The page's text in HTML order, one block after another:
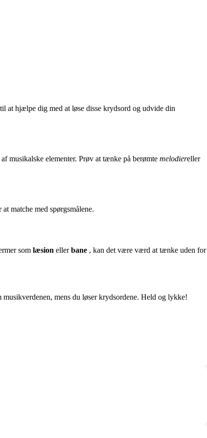
at hjælpe dig med at løse disse krydsord og udvide din
musikalske elementer. Prøv at tænke på berømte melodiereller
at matche med spørgsmålene.
som læsion ellerbane , kan det være værd at tænke uden for
mens du løser krydsordene. Held og lykke!